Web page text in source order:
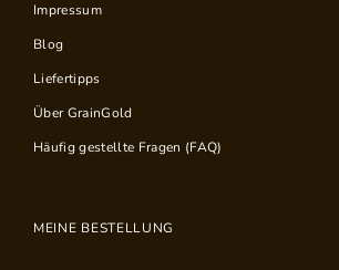
Impressum
Blog
Liefertipps
Über GrainGold
Häufig gestellte Fragen (FAQ)
MEINE BESTELLUNG